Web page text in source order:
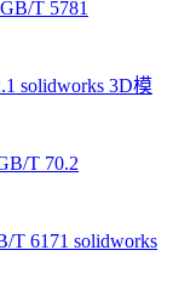
T 5781
solidworks 3D模
T 70.2
T 6171 solidworks